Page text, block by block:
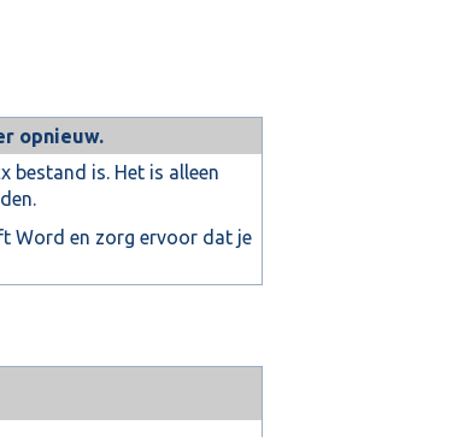
opnieuw.
bestand is. Het is alleen
Word en zorg ervoor dat je